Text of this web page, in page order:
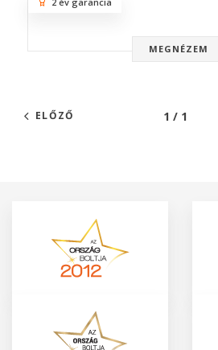
MEGNÉZEM
ELŐZŐ 1 / 1